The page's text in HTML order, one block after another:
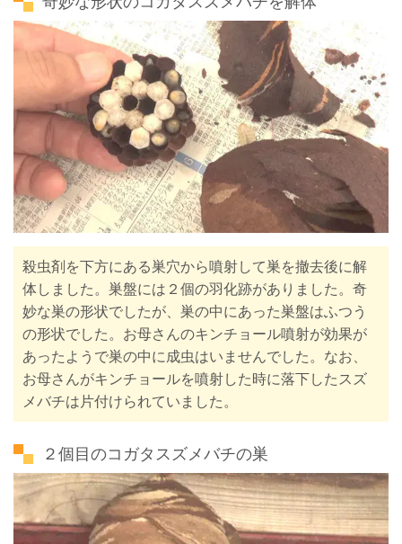
殺虫剤を下方にある巣穴から噴射して巣を撤去後に解
体しました。巣盤には２個の羽化跡がありました。奇
妙な巣の形状でしたが、巣の中にあった巣盤はふつう
の形状でした。お母さんのキンチョール噴射が効果が
あったようで巣の中に成虫はいませんでした。なお、
お母さんがキンチョールを噴射した時に落下したスズ
メバチは片付けられていました。
２個目のコガタスズメバチの巣